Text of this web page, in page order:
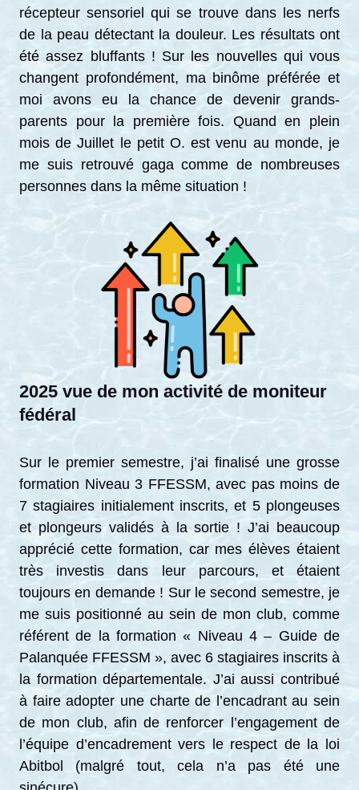
récepteur sensoriel qui se trouve dans les nerfs
de la peau détectant la douleur. Les résultats ont
été assez bluffants ! Sur les nouvelles qui vous
changent profondément, ma binôme préférée et
moi avons eu la chance de devenir grands-
parents pour la première fois. Quand en plein
mois de Juillet le petit O. est venu au monde, je
me suis retrouvé gaga comme de nombreuses
personnes dans la même situation !
2025 vue de mon activité de moniteur
fédéral
Sur le premier semestre, j’ai finalisé une grosse
formation Niveau 3 FFESSM, avec pas moins de
7 stagiaires initialement inscrits, et 5 plongeuses
et plongeurs validés à la sortie ! J’ai beaucoup
apprécié cette formation, car mes élèves étaient
très investis dans leur parcours, et étaient
toujours en demande ! Sur le second semestre, je
me suis positionné au sein de mon club, comme
référent de la formation « Niveau 4 – Guide de
Palanquée FFESSM », avec 6 stagiaires inscrits à
la formation départementale. J’ai aussi contribué
à faire adopter une charte de l’encadrant au sein
de mon club, afin de renforcer l’engagement de
l’équipe d’encadrement vers le respect de la loi
Abitbol (malgré tout, cela n’a pas été une